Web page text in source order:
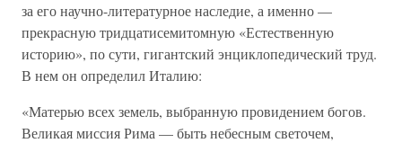
за его научно-литературное наследие, а именно —
прекрасную тридцатисемитомную «Естественную
историю», по сути, гигантский энциклопедический труд.
В нем он определил Италию:
«Матерью всех земель, выбранную провидением богов.
Великая миссия Рима — быть небесным светочем,